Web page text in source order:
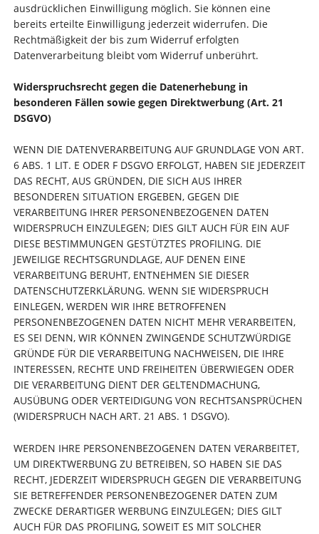
ausdrücklichen Einwilligung möglich. Sie können eine
bereits erteilte Einwilligung jederzeit widerrufen. Die
Rechtmäßigkeit der bis zum Widerruf erfolgten
Datenverarbeitung bleibt vom Widerruf unberührt.
Widerspruchsrecht gegen die Datenerhebung in
besonderen Fällen sowie gegen Direktwerbung (Art. 21
DSGVO)
WENN DIE DATENVERARBEITUNG AUF GRUNDLAGE VON ART.
6 ABS. 1 LIT. E ODER F DSGVO ERFOLGT, HABEN SIE JEDERZEIT
DAS RECHT, AUS GRÜNDEN, DIE SICH AUS IHRER
BESONDEREN SITUATION ERGEBEN, GEGEN DIE
VERARBEITUNG IHRER PERSONENBEZOGENEN DATEN
WIDERSPRUCH EINZULEGEN; DIES GILT AUCH FÜR EIN AUF
DIESE BESTIMMUNGEN GESTÜTZTES PROFILING. DIE
JEWEILIGE RECHTSGRUNDLAGE, AUF DENEN EINE
VERARBEITUNG BERUHT, ENTNEHMEN SIE DIESER
DATENSCHUTZERKLÄRUNG. WENN SIE WIDERSPRUCH
EINLEGEN, WERDEN WIR IHRE BETROFFENEN
PERSONENBEZOGENEN DATEN NICHT MEHR VERARBEITEN,
ES SEI DENN, WIR KÖNNEN ZWINGENDE SCHUTZWÜRDIGE
GRÜNDE FÜR DIE VERARBEITUNG NACHWEISEN, DIE IHRE
INTERESSEN, RECHTE UND FREIHEITEN ÜBERWIEGEN ODER
DIE VERARBEITUNG DIENT DER GELTENDMACHUNG,
AUSÜBUNG ODER VERTEIDIGUNG VON RECHTSANSPRÜCHEN
(WIDERSPRUCH NACH ART. 21 ABS. 1 DSGVO).
WERDEN IHRE PERSONENBEZOGENEN DATEN VERARBEITET,
UM DIREKTWERBUNG ZU BETREIBEN, SO HABEN SIE DAS
RECHT, JEDERZEIT WIDERSPRUCH GEGEN DIE VERARBEITUNG
SIE BETREFFENDER PERSONENBEZOGENER DATEN ZUM
ZWECKE DERARTIGER WERBUNG EINZULEGEN; DIES GILT
AUCH FÜR DAS PROFILING, SOWEIT ES MIT SOLCHER